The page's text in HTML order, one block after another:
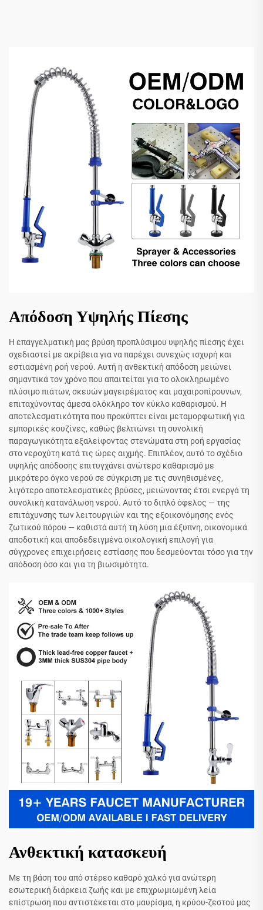
Απόδοση Υψηλής Πίεσης
Η επαγγελματική μας βρύση προπλύσιμου υψηλής πίεσης έχει
σχεδιαστεί με ακρίβεια για να παρέχει συνεχώς ισχυρή και
εστιασμένη ροή νερού. Αυτή η ανθεκτική απόδοση μειώνει
σημαντικά τον χρόνο που απαιτείται για το ολοκληρωμένο
πλύσιμο πιάτων, σκευών μαγειρέματος και μαχαιροπίρουνων,
επιταχύνοντας άμεσα ολόκληρο τον κύκλο καθαρισμού. Η
αποτελεσματικότητα που προκύπτει είναι μεταμορφωτική για
εμπορικές κουζίνες, καθώς βελτιώνει τη συνολική
παραγωγικότητα εξαλείφοντας στενώματα στη ροή εργασίας
στο νεροχύτη κατά τις ώρες αιχμής. Επιπλέον, αυτό το σχέδιο
υψηλής απόδοσης επιτυγχάνει ανώτερο καθαρισμό με
μικρότερο όγκο νερού σε σύγκριση με τις συνηθισμένες,
λιγότερο αποτελεσματικές βρύσες, μειώνοντας έτσι ενεργά τη
συνολική κατανάλωση νερού. Αυτό το διπλό όφελος — της
επιτάχυνσης των λειτουργιών και της εξοικονόμησης ενός
ζωτικού πόρου — καθιστά αυτή τη λύση μια έξυπνη, οικονομικά
αποδοτική και αποδεδειγμένα οικολογική επιλογή για
σύγχρονες επιχειρήσεις εστίασης που δεσμεύονται τόσο για την
απόδοση όσο και για τη βιωσιμότητα.
Ανθεκτική κατασκευή
Με τη βάση του από στέρεο καθαρό χαλκό για ανώτερη
εσωτερική διάρκεια ζωής και με επιχρωμιωμένη λεία
επίστρωση που αντιστέκεται στο μαυρίσμα, η κρύου-ζεστού μας